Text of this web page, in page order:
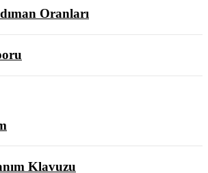
Oranları
Klavuzu